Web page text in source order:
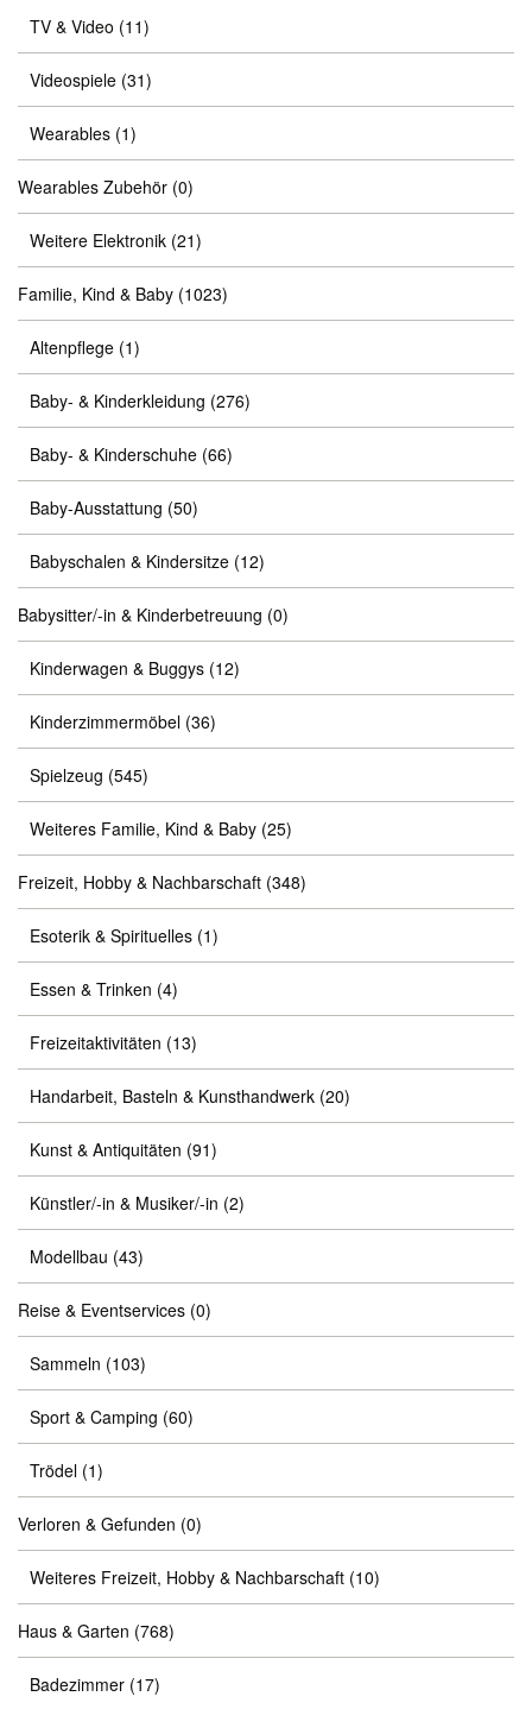
TV & Video (11)
Videospiele (31)
Wearables (1)
Wearables Zubehör (0)
Weitere Elektronik (21)
Familie, Kind & Baby (1023)
Altenpflege (1)
Baby- & Kinderkleidung (276)
Baby- & Kinderschuhe (66)
Baby-Ausstattung (50)
Babyschalen & Kindersitze (12)
Babysitter/-in & Kinderbetreuung (0)
Kinderwagen & Buggys (12)
Kinderzimmermöbel (36)
Spielzeug (545)
Weiteres Familie, Kind & Baby (25)
Freizeit, Hobby & Nachbarschaft (348)
Esoterik & Spirituelles (1)
Essen & Trinken (4)
Freizeitaktivitäten (13)
Handarbeit, Basteln & Kunsthandwerk (20)
Kunst & Antiquitäten (91)
Künstler/-in & Musiker/-in (2)
Modellbau (43)
Reise & Eventservices (0)
Sammeln (103)
Sport & Camping (60)
Trödel (1)
Verloren & Gefunden (0)
Weiteres Freizeit, Hobby & Nachbarschaft (10)
Haus & Garten (768)
Badezimmer (17)